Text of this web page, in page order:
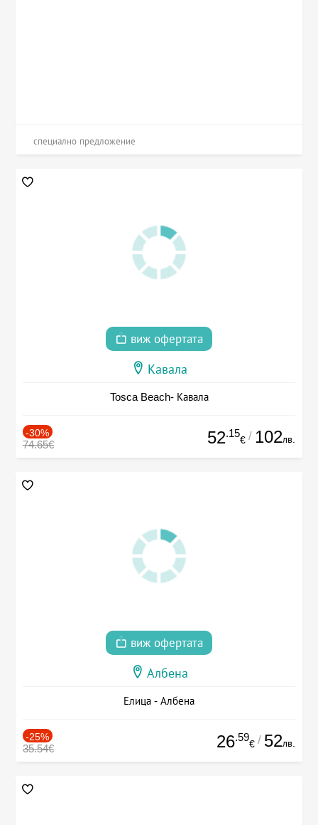
специално предложение
виж офертата
Кавала
Tosca Beach- Кавала
-30%
74.65€ 52.15
€ / 102лв.
виж офертата
Албена
Елица - Албена
-25%
35.54€ 26.59
€ / 52лв.